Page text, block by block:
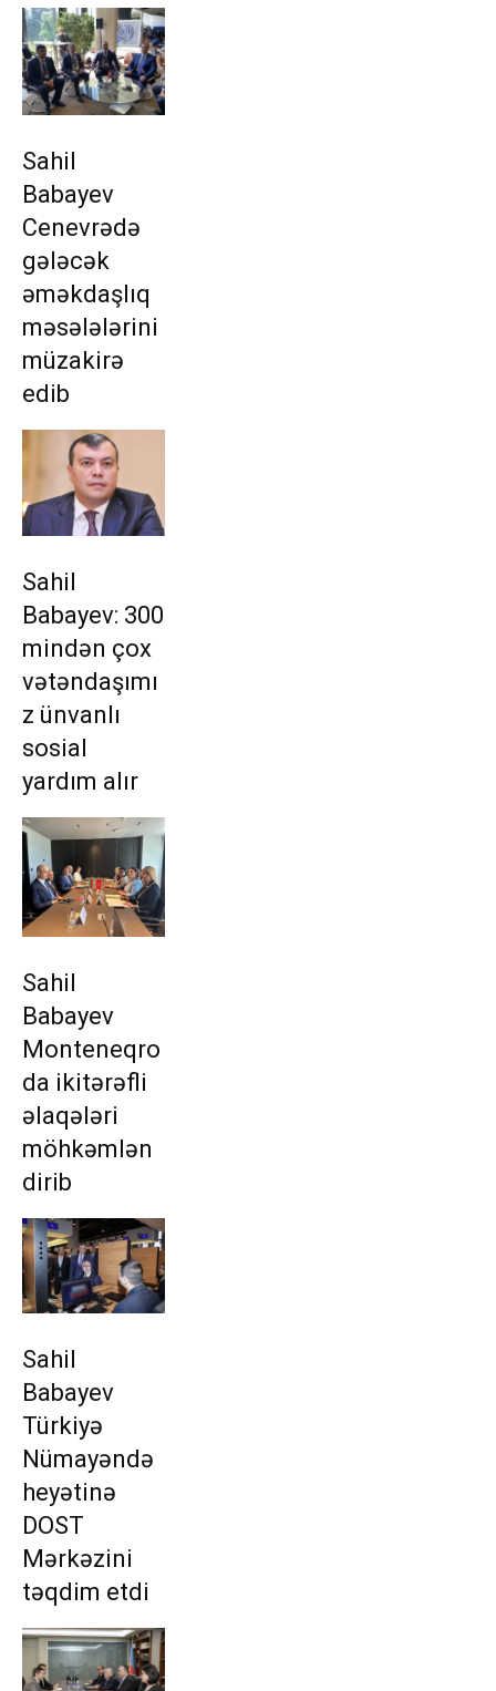
Sahil
Babayev
Cenevrədə
gələcək
əməkdaşlıq
məsələlərini
müzakirə
edib
Sahil
Babayev: 300
mindən çox
vətəndaşımı
z ünvanlı
sosial
yardım alır
Sahil
Babayev
Monteneqro
da ikitərəfli
əlaqələri
möhkəmlən
dirib
Sahil
Babayev
Türkiyə
Nümayəndə
heyətinə
DOST
Mərkəzini
təqdim etdi